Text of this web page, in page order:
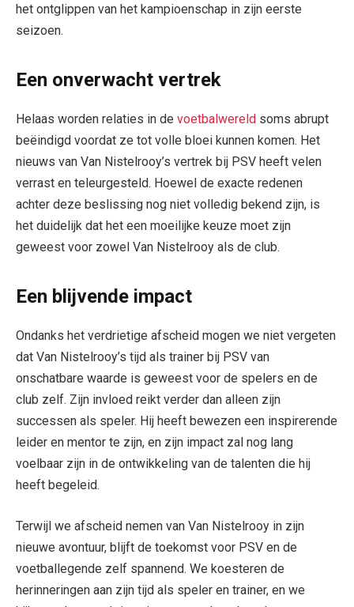
het ontglippen van het kampioenschap in zijn eerste
seizoen.
Een onverwacht vertrek
Helaas worden relaties in de voetbalwereld soms abrupt
beëindigd voordat ze tot volle bloei kunnen komen. Het
nieuws van Van Nistelrooy’s vertrek bij PSV heeft velen
verrast en teleurgesteld. Hoewel de exacte redenen
achter deze beslissing nog niet volledig bekend zijn, is
het duidelijk dat het een moeilijke keuze moet zijn
geweest voor zowel Van Nistelrooy als de club.
Een blijvende impact
Ondanks het verdrietige afscheid mogen we niet vergeten
dat Van Nistelrooy’s tijd als trainer bij PSV van
onschatbare waarde is geweest voor de spelers en de
club zelf. Zijn invloed reikt verder dan alleen zijn
successen als speler. Hij heeft bewezen een inspirerende
leider en mentor te zijn, en zijn impact zal nog lang
voelbaar zijn in de ontwikkeling van de talenten die hij
heeft begeleid.
Terwijl we afscheid nemen van Van Nistelrooy in zijn
nieuwe avontuur, blijft de toekomst voor PSV en de
voetballegende zelf spannend. We koesteren de
herinneringen aan zijn tijd als speler en trainer, en we